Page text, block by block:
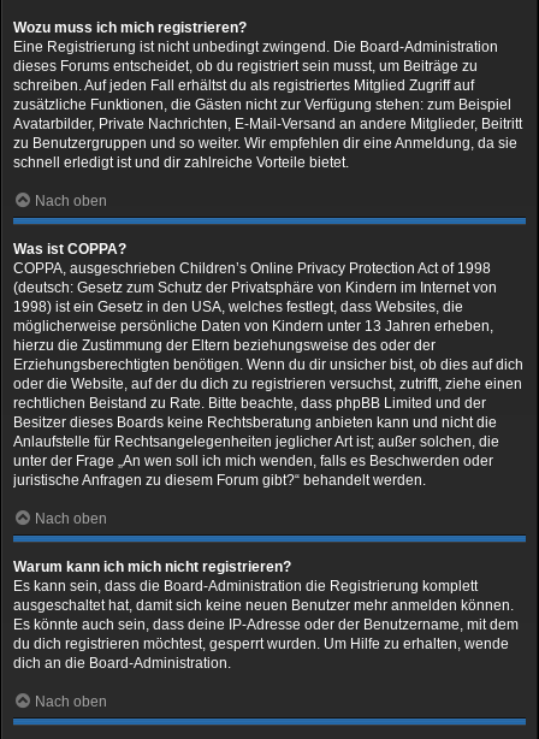
Wozu muss ich mich registrieren?
Eine Registrierung ist nicht unbedingt zwingend. Die Board-Administration
dieses Forums entscheidet, ob du registriert sein musst, um Beiträge zu
schreiben. Auf jeden Fall erhältst du als registriertes Mitglied Zugriff auf
zusätzliche Funktionen, die Gästen nicht zur Verfügung stehen: zum Beispiel
Avatarbilder, Private Nachrichten, E-Mail-Versand an andere Mitglieder, Beitritt
zu Benutzergruppen und so weiter. Wir empfehlen dir eine Anmeldung, da sie
schnell erledigt ist und dir zahlreiche Vorteile bietet.
Nach oben
Was ist COPPA?
COPPA, ausgeschrieben Children’s Online Privacy Protection Act of 1998
(deutsch: Gesetz zum Schutz der Privatsphäre von Kindern im Internet von
1998) ist ein Gesetz in den USA, welches festlegt, dass Websites, die
möglicherweise persönliche Daten von Kindern unter 13 Jahren erheben,
hierzu die Zustimmung der Eltern beziehungsweise des oder der
Erziehungsberechtigten benötigen. Wenn du dir unsicher bist, ob dies auf dich
oder die Website, auf der du dich zu registrieren versuchst, zutrifft, ziehe einen
rechtlichen Beistand zu Rate. Bitte beachte, dass phpBB Limited und der
Besitzer dieses Boards keine Rechtsberatung anbieten kann und nicht die
Anlaufstelle für Rechtsangelegenheiten jeglicher Art ist; außer solchen, die
unter der Frage „An wen soll ich mich wenden, falls es Beschwerden oder
juristische Anfragen zu diesem Forum gibt?“ behandelt werden.
Nach oben
Warum kann ich mich nicht registrieren?
Es kann sein, dass die Board-Administration die Registrierung komplett
ausgeschaltet hat, damit sich keine neuen Benutzer mehr anmelden können.
Es könnte auch sein, dass deine IP-Adresse oder der Benutzername, mit dem
du dich registrieren möchtest, gesperrt wurden. Um Hilfe zu erhalten, wende
dich an die Board-Administration.
Nach oben